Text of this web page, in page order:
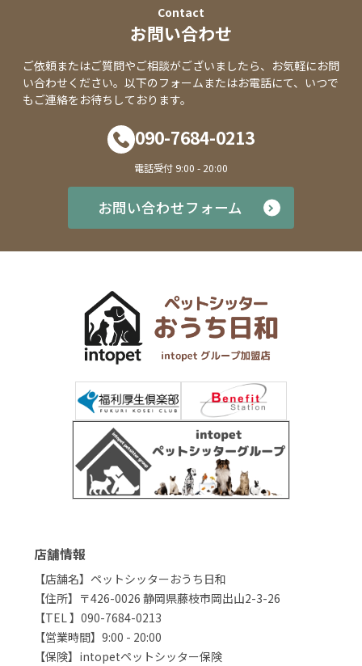
Contact
お問い合わせ
ご依頼またはご質問やご相談がございましたら、お気軽にお問
い合わせください。以下のフォームまたはお電話にて、いつで
もご連絡をお待ちしております。
090-7684-0213
電話受付 9:00 - 20:00
お問い合わせフォーム
店舗情報
【店舗名】ペットシッターおうち日和
【住所】〒426-0026 静岡県藤枝市岡出山2-3-26
【TEL 】090-7684-0213
【営業時間】9:00 - 20:00
【保険】intopetペットシッター保険